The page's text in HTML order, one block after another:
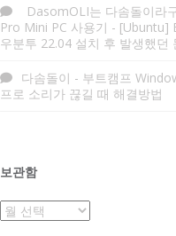
DasomOLI는 다솜돌이라
Pro Mini PC 사용기 - [Ubuntu]
우분투 22.04 설치 후 발생했던
다솜돌이 - 부트캠프
프로 소리가 끊길 때 해결방법
보관함
보